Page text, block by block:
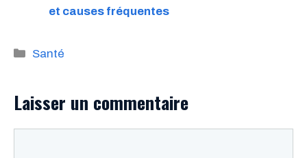
et causes fréquentes
Catégories
Santé
Laisser un commentaire